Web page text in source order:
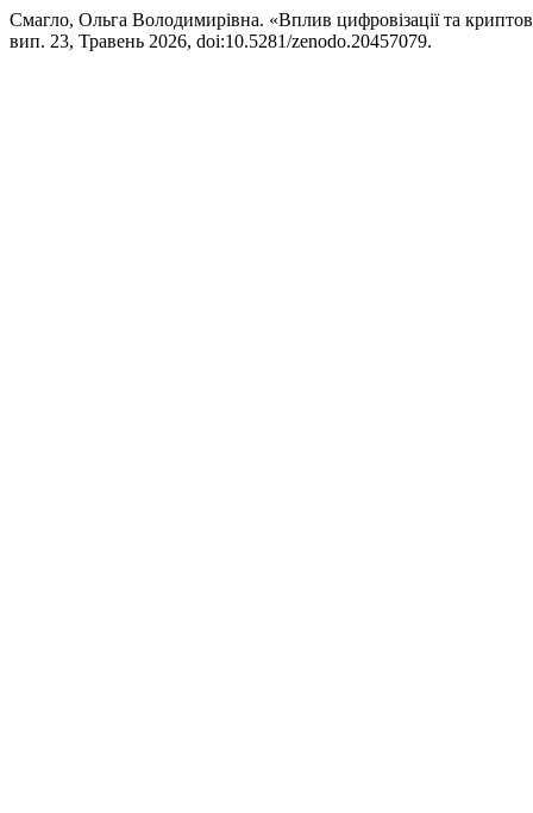
Смагло, Ольга Володимирівна. «Вплив цифровізації та
вип. 23, Травень 2026, doi:10.5281/zenodo.20457079.